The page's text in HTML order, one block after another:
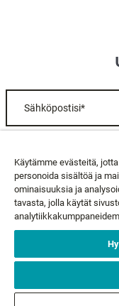
Sähköpostisi*
TIETOA
LAKIASIAT
Käytämme evästeitä,
personoida sisältöä ja
ominaisuuksia ja
tavasta, jolla käytät